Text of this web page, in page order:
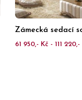
Zámecká sedací
61 950,- Kč - 111 220,-